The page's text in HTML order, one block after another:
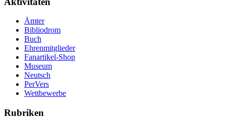
Ämter
Bibliodrom
Buch
Ehrenmitglieder
Fanartikel-Shop
Museum
Neutsch
PerVers
Wettbewerbe
Rubriken